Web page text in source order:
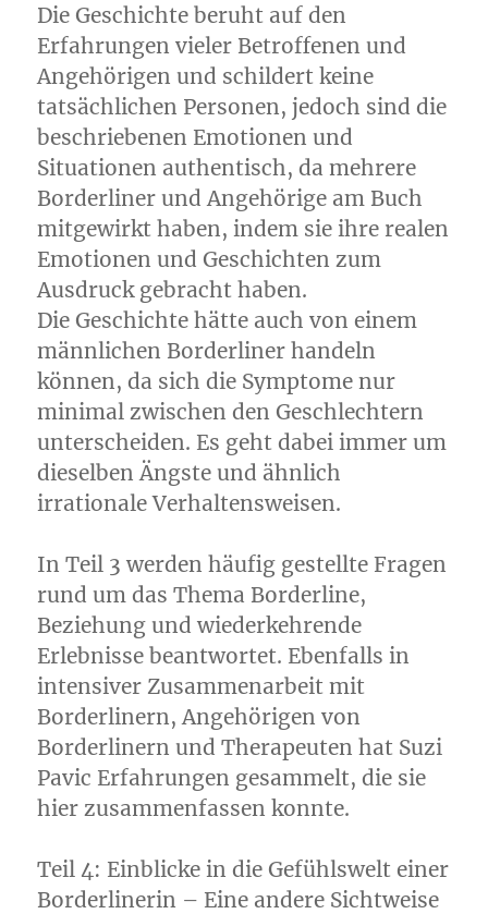
Die Geschichte beruht auf den
Erfahrungen vieler Betroffenen und
Angehörigen und schildert keine
tatsächlichen Personen, jedoch sind die
beschriebenen Emotionen und
Situationen authentisch, da mehrere
Borderliner und Angehörige am Buch
mitgewirkt haben, indem sie ihre realen
Emotionen und Geschichten zum
Ausdruck gebracht haben.
Die Geschichte hätte auch von einem
männlichen Borderliner handeln
können, da sich die Symptome nur
minimal zwischen den Geschlechtern
unterscheiden. Es geht dabei immer um
dieselben Ängste und ähnlich
irrationale Verhaltensweisen.
In Teil 3 werden häufig gestellte Fragen
rund um das Thema Borderline,
Beziehung und wiederkehrende
Erlebnisse beantwortet. Ebenfalls in
intensiver Zusammenarbeit mit
Borderlinern, Angehörigen von
Borderlinern und Therapeuten hat Suzi
Pavic Erfahrungen gesammelt, die sie
hier zusammenfassen konnte.
Teil 4: Einblicke in die Gefühlswelt einer
Borderlinerin – Eine andere Sichtweise